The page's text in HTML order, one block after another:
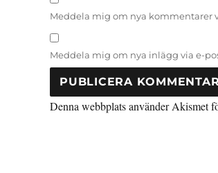
Meddela mig om nya kommentarer
Meddela mig om nya inlägg via e-
Denna webbplats använder Akismet